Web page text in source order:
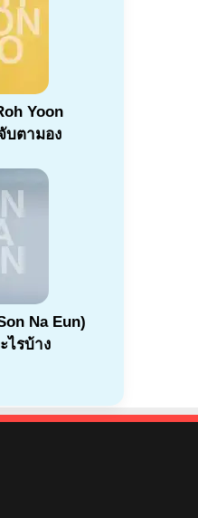
Yoon
บตามอง
Na Eun)
ไรบ้าง